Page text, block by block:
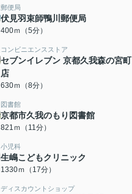
郵便局
伏見羽束師鴨川郵便局
400ｍ（5分）
コンビニエンスストア
セブンイレブン 京都久我森の宮町
店
630ｍ（8分）
図書館
京都市久我のもり図書館
821ｍ（11分）
小児科
生嶋こどもクリニック
1330ｍ（17分）
ディスカウントショップ